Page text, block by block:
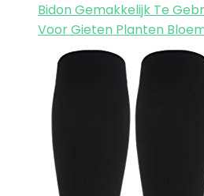
Bidon Gemakkelijk Te
Voor Gieten Planten